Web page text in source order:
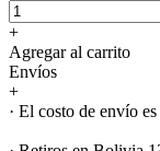
+
Agregar al carrito
Envíos
+
· El costo de envío